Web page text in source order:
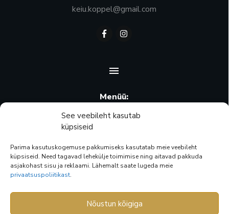
See veebileht kasutab
küpsiseid
Parima kasutuskogemuse pakkumiseks kasutatab meie veebileht
küpsiseid. Need tagavad lehekülje toimimise ning aitavad pakkuda
asjakohast sisu ja reklaami. Lähemalt saate lugeda meie
privaatsuspoliitikast.
Nõustun kõigiga
keiu.koppel@gmail.com
Menüü:
Ostukorv
Minu konto
Pood
Privaatsuspoliitika